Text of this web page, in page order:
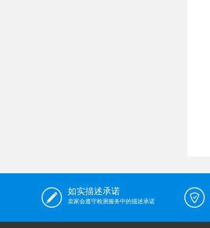
如实描述承诺
卖家会遵守检测服务中的描述承诺